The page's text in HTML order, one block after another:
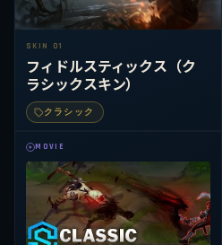
SKIN 01
フィドルスティックス（ク
ラシックスキン）
クラシック
MOVIE